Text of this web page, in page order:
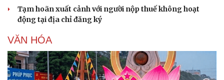
Tạm hoãn xuất cảnh với người nộp thuế không hoạt
động tại địa chỉ đăng ký
VĂN HÓA